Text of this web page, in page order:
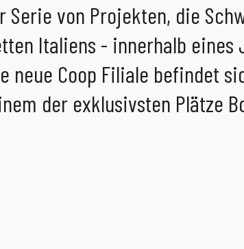
Serie von Projekten, die
Italiens - innerhalb eines
Coop Filiale befindet
der exklusivsten Plätze